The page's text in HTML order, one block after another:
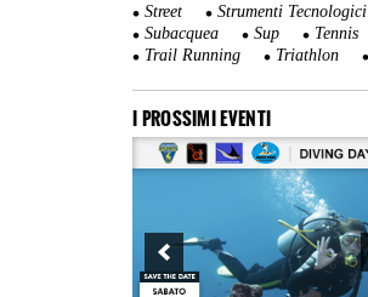
Street
Strumenti Tecnologici
Subacquea
Sup
Tennis
Trail Running
Triathlon
I PROSSIMI EVENTI